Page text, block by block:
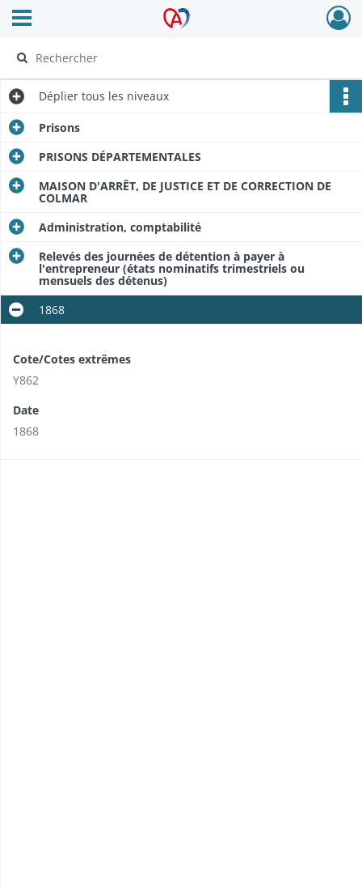
Archives Alsace - Colmar
Ouvrir le menu déroulant
Déplier tous les niveaux
Prisons
PRISONS DÉPARTEMENTALES
MAISON D'ARRÊT, DE JUSTICE ET DE CORRECTION DE
COLMAR
Administration, comptabilité
Relevés des journées de détention à payer à
l'entrepreneur (états nominatifs trimestriels ou
mensuels des détenus)
1868
Cote/Cotes extrêmes
Y862
Date
1868